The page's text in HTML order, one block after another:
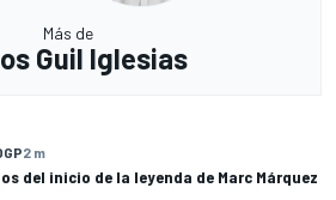
Más de
Guil Iglesias
2 m
del inicio de la leyenda de Marc Márquez